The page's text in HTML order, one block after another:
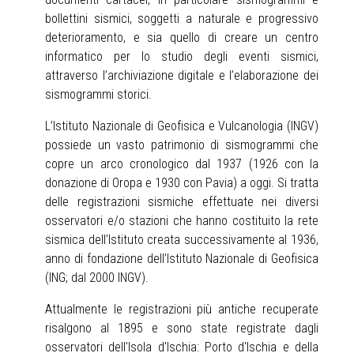
bollettini sismici, soggetti a naturale e progressivo
deterioramento, e sia quello di creare un centro
informatico per lo studio degli eventi sismici,
attraverso l’archiviazione digitale e l’elaborazione dei
sismogrammi storici.
L’Istituto Nazionale di Geofisica e Vulcanologia (INGV)
possiede un vasto patrimonio di sismogrammi che
copre un arco cronologico dal 1937 (1926 con la
donazione di Oropa e 1930 con Pavia) a oggi. Si tratta
delle registrazioni sismiche effettuate nei diversi
osservatori e/o stazioni che hanno costituito la rete
sismica dell’Istituto creata successivamente al 1936,
anno di fondazione dell’Istituto Nazionale di Geofisica
(ING; dal 2000 INGV).
Attualmente le registrazioni più antiche recuperate
risalgono al 1895 e sono state registrate dagli
osservatori dell'Isola d'Ischia: Porto d'Ischia e della